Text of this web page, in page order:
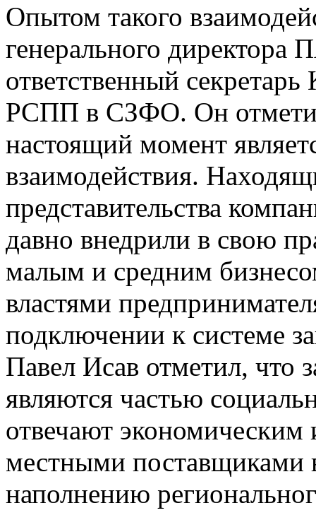
Опытом такого
генерального директора
ответственный
РСПП в СЗФО. Он
настоящий момент
взаимодействия.
представительства
давно внедрили в свою
малым и средним
властями
подключении к системе
Павел Исав отметил, что
являются частью
отвечают экономическим
местными поставщиками
наполнению